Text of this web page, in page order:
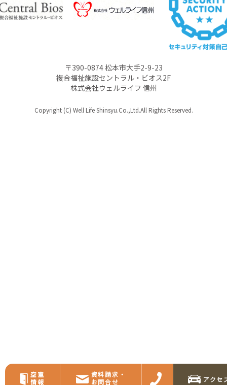
空室
情報
資料請求・
お問合せ
アクセ
〒390-0874 松本市大手2-9-23
複合福祉施設セントラル・ビオス2F
株式会社ウェルライフ 信州
Copyright (C) Well Life Shinsyu.Co.,Ltd.All Rights Reserved.